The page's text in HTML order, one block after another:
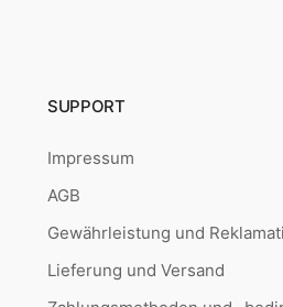
SUPPORT
Impressum
AGB
Gewährleistung und
Lieferung und Versand